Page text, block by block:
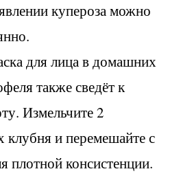
купероза можно
для лица в домашних
также сведёт к
Измельчите 2
и перемешайте с
плотной консистенции.